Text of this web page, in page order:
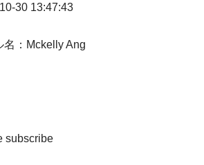
30 13:47:43
：Mckelly Ang
subscribe